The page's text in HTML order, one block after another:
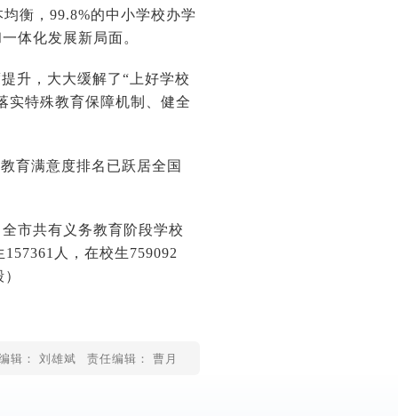
衡，99.8%的中小学校办学
体化发展新局面。
升，大大缓解了“上好学校
实特殊教育保障机制、健全
育满意度排名已跃居全国
市共有义务教育阶段学校
人，在校生759092
）
辑： 刘雄斌 责任编辑： 曹月